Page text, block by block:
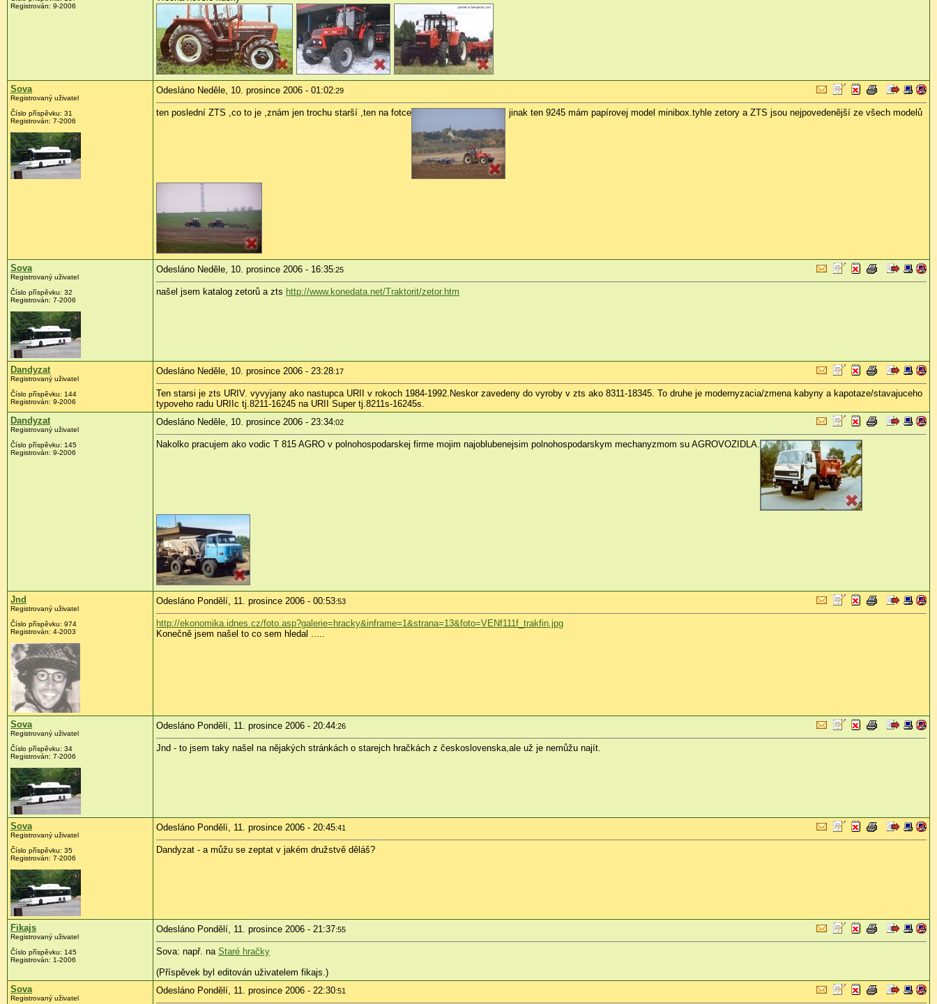
Registrován: 9-2006
Sova
Registrovaný uživatel
Číslo příspěvku: 31
Registrován: 7-2006
Odesláno Neděle, 10. prosince 2006 - 01:02:29
ten poslední ZTS ,co to je ,znám jen trochu starší ,ten na fotce jinak ten 9245 mám papírovej model minibox.tyhle zetory a ZTS jsou nejpovedenější ze všech modelů
Sova
Registrovaný uživatel
Číslo příspěvku: 32
Registrován: 7-2006
Odesláno Neděle, 10. prosince 2006 - 16:35:25
našel jsem katalog zetorů a zts http://www.konedata.net/Traktorit/zetor.htm
Dandyzat
Registrovaný uživatel
Číslo příspěvku: 144
Registrován: 9-2006
Odesláno Neděle, 10. prosince 2006 - 23:28:17
Ten starsi je zts URIV. vyvyjany ako nastupca URII v rokoch 1984-1992.Neskor zavedeny do vyroby v zts ako 8311-18345. To druhe je modernyzacia/zmena kabyny a kapotaze/stavajuceho
typoveho radu URIIc tj.8211-16245 na URII Super tj.8211s-16245s.
Dandyzat
Registrovaný uživatel
Číslo příspěvku: 145
Registrován: 9-2006
Odesláno Neděle, 10. prosince 2006 - 23:34:02
Nakolko pracujem ako vodic T 815 AGRO v polnohospodarskej firme mojim najoblubenejsim polnohospodarskym mechanyzmom su AGROVOZIDLA.
Jnd
Registrovaný uživatel
Číslo příspěvku: 974
Registrován: 4-2003
Odesláno Pondělí, 11. prosince 2006 - 00:53:53
http://ekonomika.idnes.cz/foto.asp?galerie=hracky&inframe=1&strana=13&foto=VENf111f_trakfin.jpg
Konečně jsem našel to co sem hledal .....
Sova
Registrovaný uživatel
Číslo příspěvku: 34
Registrován: 7-2006
Odesláno Pondělí, 11. prosince 2006 - 20:44:26
Jnd - to jsem taky našel na nějakých stránkách o starejch hračkách z československa,ale už je nemůžu najít.
Sova
Registrovaný uživatel
Číslo příspěvku: 35
Registrován: 7-2006
Odesláno Pondělí, 11. prosince 2006 - 20:45:41
Dandyzat - a můžu se zeptat v jakém družstvě děláš?
Fikajs
Registrovaný uživatel
Číslo příspěvku: 145
Registrován: 1-2006
Odesláno Pondělí, 11. prosince 2006 - 21:37:55
Sova: např. na Staré hračky
(Příspěvek byl editován uživatelem fikajs.)
Sova
Registrovaný uživatel
Odesláno Pondělí, 11. prosince 2006 - 22:30:51